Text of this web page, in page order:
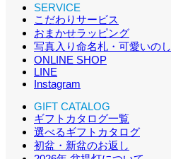
SERVICE
こだわりサービス
おまかせラッピング
写真入り命名札・可愛いのし
ONLINE SHOP
LINE
Instagram
GIFT CATALOG
ギフトカタログ一覧
選べるギフトカタログ
初盆・新盆のお返し